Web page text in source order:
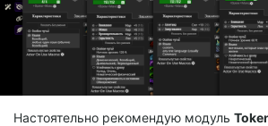
Настоятельно рекомендую модуль